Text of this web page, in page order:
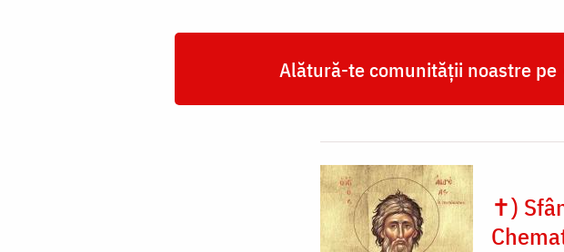
Alătură-te comunității noastre pe
✝)